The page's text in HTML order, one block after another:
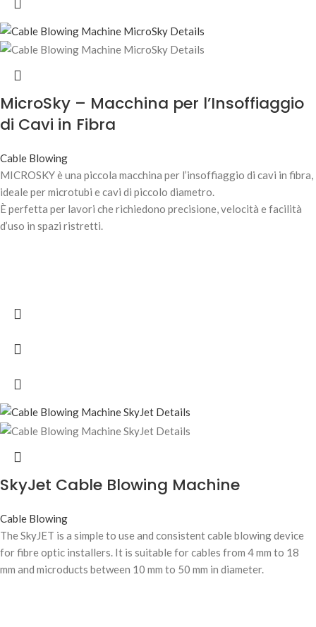
MicroSky – Macchina per l’Insoffiaggio
di Cavi in Fibra
Cable Blowing
MICROSKY è una piccola macchina per l’insoffiaggio di cavi in fibra,
ideale per microtubi e cavi di piccolo diametro.
È perfetta per lavori che richiedono precisione, velocità e facilità
d’uso in spazi ristretti.
SkyJet Cable Blowing Machine
Cable Blowing
The SkyJET is a simple to use and consistent cable blowing device
for fibre optic installers. It is suitable for cables from 4 mm to 18
mm and microducts between 10 mm to 50 mm in diameter.